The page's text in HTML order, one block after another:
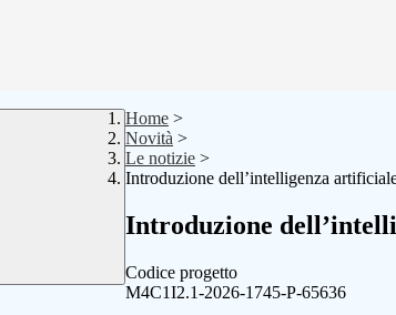
Home >
Novità >
Le notizie >
Introduzione dell’intelligenza
Introduzione
Codice progetto
M4C1I2.1-2026-1745-P-65636